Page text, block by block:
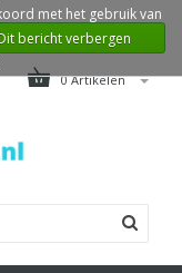
0 Artikelen
met het gebruik van
bericht verbergen